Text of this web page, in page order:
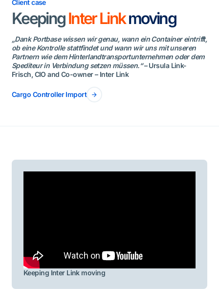
Client case
KeepingInter Linkmoving
„Dank Portbase wissen wir genau, wann ein Container eintrifft,
ob eine Kontrolle stattfindet und wann wir uns mit unseren
Partnern wie dem Hinterlandtransportunternehmen oder dem
Spediteur in Verbindung setzen müssen.“– Ursula Link-
Frisch, CIO and Co-owner – Inter Link
Cargo Controller Import
Keeping Inter Link moving